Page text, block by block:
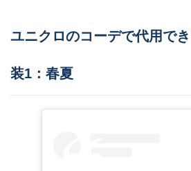
ユニクロのコーデで代用で
装1：春夏